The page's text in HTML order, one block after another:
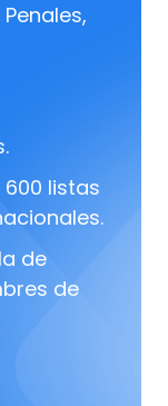
listas
de
de